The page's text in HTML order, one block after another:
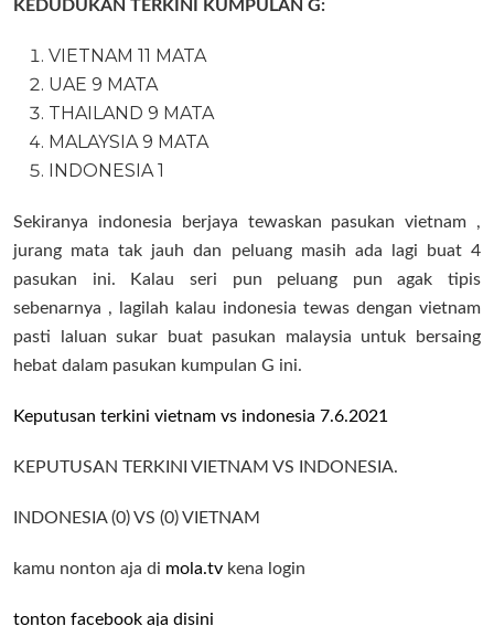
KEDUDUKAN TERKINI KUMPULAN G:
VIETNAM 11 MATA
UAE 9 MATA
THAILAND 9 MATA
MALAYSIA 9 MATA
INDONESIA 1
Sekiranya indonesia berjaya tewaskan pasukan vietnam ,
jurang mata tak jauh dan peluang masih ada lagi buat 4
pasukan ini. Kalau seri pun peluang pun agak tipis
sebenarnya , lagilah kalau indonesia tewas dengan vietnam
pasti laluan sukar buat pasukan malaysia untuk bersaing
hebat dalam pasukan kumpulan G ini.
Keputusan terkini vietnam vs indonesia 7.6.2021
KEPUTUSAN TERKINI VIETNAM VS INDONESIA.
INDONESIA (0) VS (0) VIETNAM
kamu nonton aja di mola.tv kena login
tonton facebook aja disini